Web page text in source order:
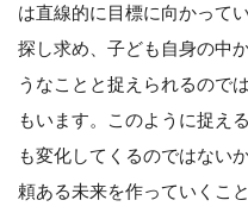
は直線的に目標に向かって
探し求め、子ども自身の中
うなことと捉えられるので
もいます。このように捉え
も変化してくるのではない
頼ある未来を作っていくこ